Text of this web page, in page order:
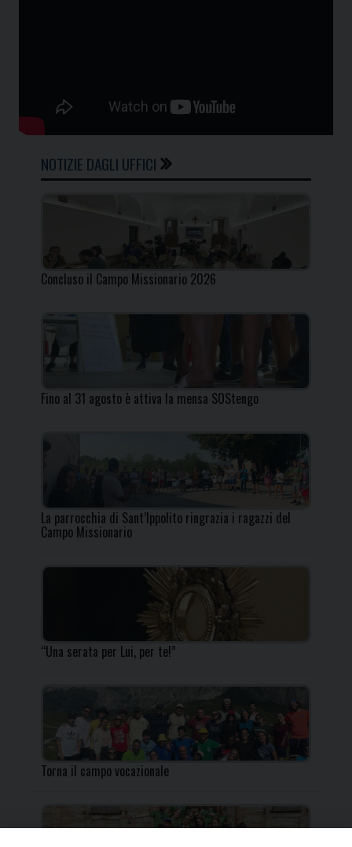
NOTIZIE DAGLI UFFICI
Concluso il Campo Missionario 2026
Fino al 31 agosto è attiva la mensa SOStengo
La parrocchia di Sant’Ippolito ringrazia i ragazzi del
Campo Missionario
“Una serata per Lui, per te!”
Torna il campo vocazionale